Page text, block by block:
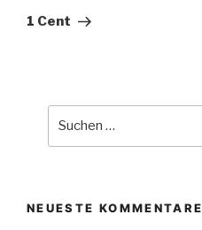
Beitrag
1 Cent
NEUESTE KOMMENTARE